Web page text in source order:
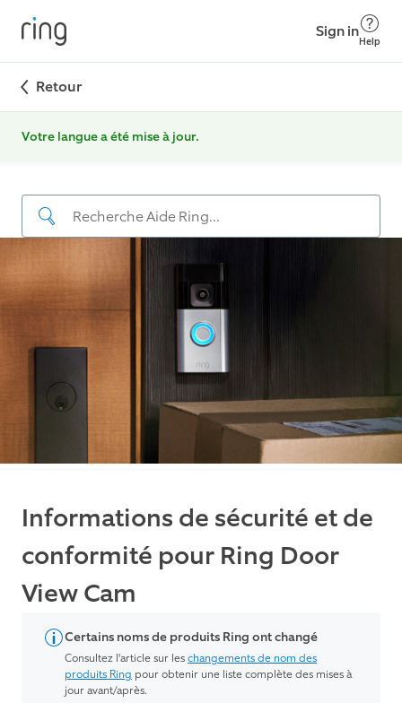
Sign in
Help
Retour
Votre langue a été mise à jour.
Informations de sécurité et de
conformité pour Ring Door
View Cam
Certains noms de produits Ring ont changé
Consultez l'article sur leschangements de nom des
produits Ring pour obtenir une liste complète des mises à
jour avant/après.